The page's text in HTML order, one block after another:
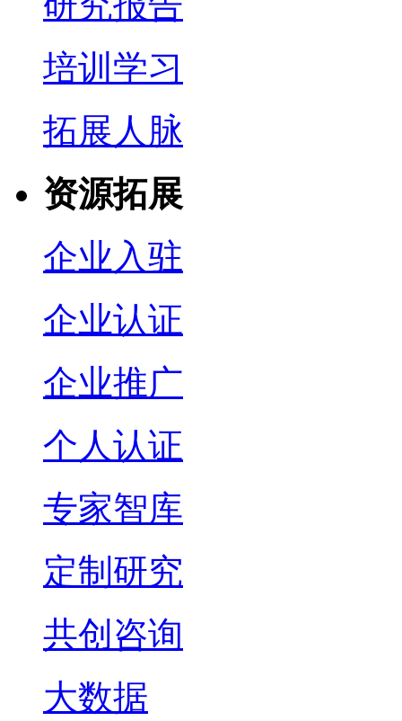
培训学习
拓展人脉
资源拓展
企业入驻
企业认证
企业推广
个人认证
专家智库
定制研究
共创咨询
大数据